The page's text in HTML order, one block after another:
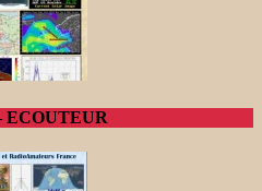
ECOUTEUR